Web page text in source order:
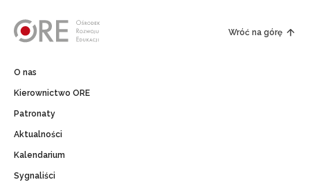
Wróć na górę
O nas
Kierownictwo ORE
Patronaty
Aktualności
Kalendarium
Sygnaliści